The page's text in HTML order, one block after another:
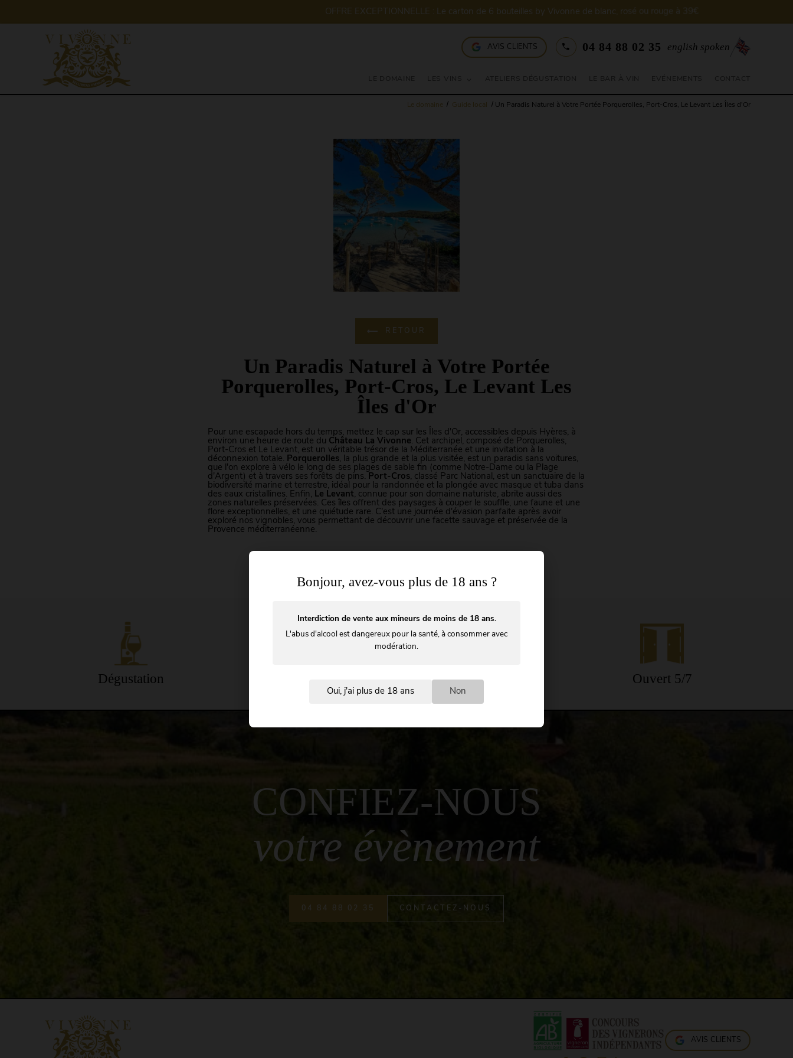
AVIS CLIENTS 04 84 88 02 35 english spoken
Le domaine Guide local Un Paradis Naturel à Votre Portée Porquerolles, Port-Cros, Le Levant Les Îles d'Or
RETOUR
Un Paradis Naturel à Votre Portée
Porquerolles, Port-Cros, Le Levant Les
Îles d'Or
Pour une escapade hors du temps, mettez le cap sur les Îles d'Or, accessibles depuis Hyères, à
environ une heure de route du Château La Vivonne. Cet archipel, composé de Porquerolles,
Port-Cros et Le Levant, est un véritable trésor de la Méditerranée et une invitation à la
déconnexion totale. Porquerolles, la plus grande et la plus visitée, est un paradis sans voitures,
que l'on explore à vélo le long de ses plages de sable fin (comme Notre-Dame ou la Plage
d'Argent) et à travers ses forêts de pins. Port-Cros, classé Parc National, est un sanctuaire de la
biodiversité marine et terrestre, idéal pour la randonnée et la plongée avec masque et tuba dans
des eaux cristallines. Enfin, Le Levant, connue pour son domaine naturiste, abrite aussi des
zones naturelles préservées. Ces îles offrent des paysages à couper le souffle, une faune et une
flore exceptionnelles, et une quiétude rare. C'est une journée d'évasion parfaite après avoir
exploré nos vignobles, vous permettant de découvrir une facette sauvage et préservée de la
Provence méditerranéenne.
Dégustation Visite du domaine Ouvert 5/7
CONFIEZ-NOUS
votre évènement
04 84 88 02 35 CONTACTEZ-NOUS
AVIS CLIENTS
Bonjour, avez-vous plus de 18 ans ?
Interdiction de vente aux mineurs de moins de 18 ans.
L'abus d'alcool est dangereux pour la santé, à consommer avec
modération.
Oui, j'ai plus de 18 ans Non